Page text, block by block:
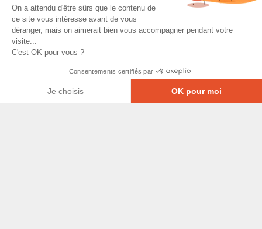
On a attendu d'être sûrs que le contenu de
ce site vous intéresse avant de vous
déranger, mais on aimerait bien vous accompagner pendant votre
visite...
C'est OK pour vous ?
Consentements certifiés par
Je choisis OK pour moi